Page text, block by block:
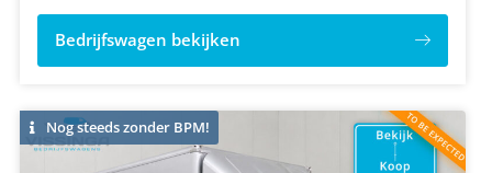
Bedrijfswagen bekijken
Nog steeds zonder BPM!